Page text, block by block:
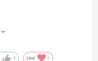
0 Like! 0